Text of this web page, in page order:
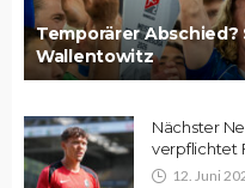
Temporärer
Wallentowitz
Nächster
verpflichtet
12. Juni